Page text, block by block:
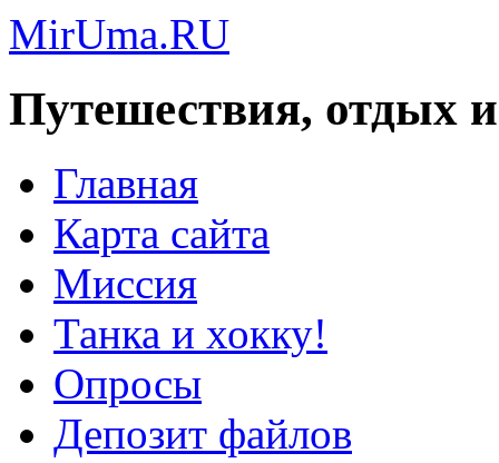
MirUma.RU
Путешествия, отдых
Главная
Карта сайта
Миссия
Танка и хокку!
Опросы
Депозит файлов